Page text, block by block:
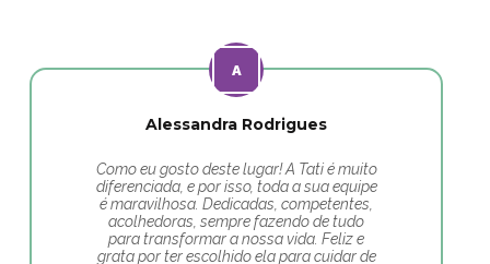
Alessandra Rodrigues
Como eu gosto deste lugar! A Tati é muito
diferenciada, e por isso, toda a sua equipe
é maravilhosa. Dedicadas, competentes,
acolhedoras, sempre fazendo de tudo
para transformar a nossa vida. Feliz e
grata por ter escolhido ela para cuidar de